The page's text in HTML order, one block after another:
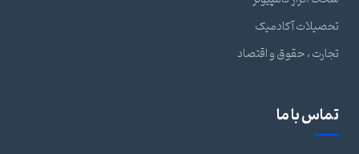
تحصیلات آکادمیک
تجارت ، حقوق و اقتصاد
تماس با ما